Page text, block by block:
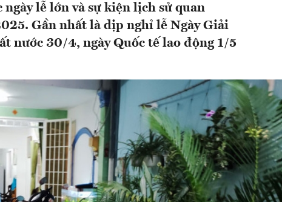
lễ lớn và sự kiện lịch sử quan
Gần nhất là dịp nghỉ lễ Ngày Giải
nước 30/4, ngày Quốc tế lao động 1/5